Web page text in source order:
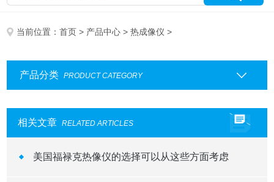
当前位置：首页 > 产品中心 >热成像仪 >
产品分类 PRODUCT CATEGORY
相关文章 RELATED ARTICLES
美国福禄克热像仪的选择可以从这些方面考虑